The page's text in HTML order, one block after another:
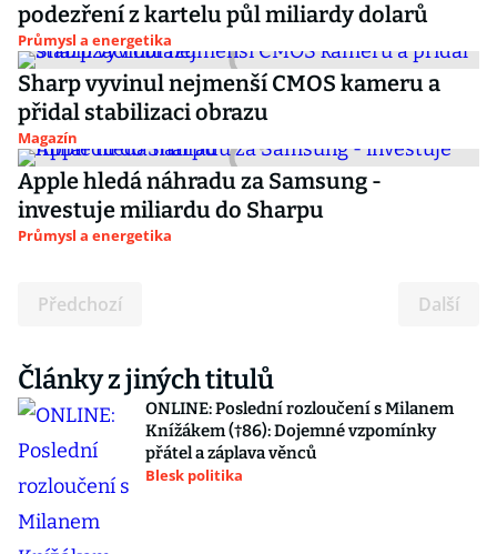
podezření z kartelu půl miliardy dolarů
Průmysl a energetika
Sharp vyvinul nejmenší CMOS kameru a
přidal stabilizaci obrazu
Magazín
Apple hledá náhradu za Samsung -
investuje miliardu do Sharpu
Průmysl a energetika
Předchozí Další
Články z jiných titulů
ONLINE: Poslední rozloučení s Milanem
Knížákem (†86): Dojemné vzpomínky
přátel a záplava věnců
Blesk politika